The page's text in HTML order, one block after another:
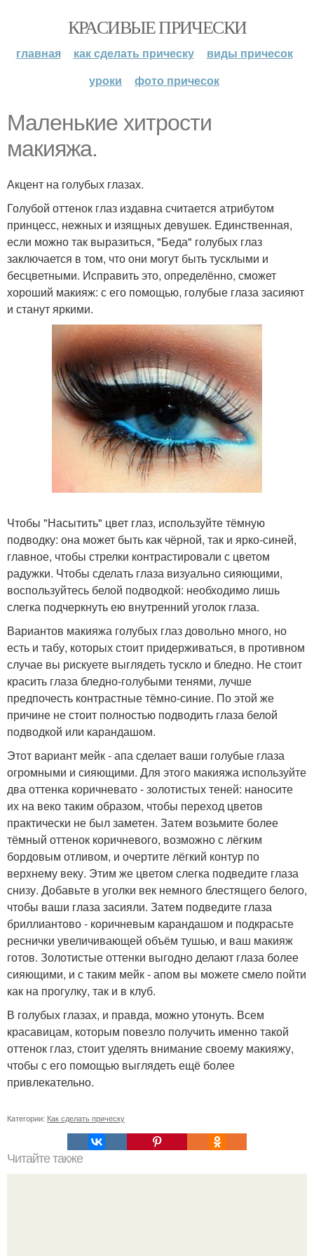
КРАСИВЫЕ ПРИЧЕСКИ
главная как сделать прическу
виды причесок
уроки
фото причесок
Маленькие хитрости
макияжа.
Акцент на голубых глазах.
Голубой оттенок глаз издавна считается атрибутом
принцесс, нежных и изящных девушек. Единственная,
если можно так выразиться, "Беда" голубых глаз
заключается в том, что они могут быть тусклыми и
бесцветными. Исправить это, определённо, сможет
хороший макияж: с его помощью, голубые глаза засияют
и станут яркими.
Чтобы "Насытить" цвет глаз, используйте тёмную
подводку: она может быть как чёрной, так и ярко-синей,
главное, чтобы стрелки контрастировали с цветом
радужки. Чтобы сделать глаза визуально сияющими,
воспользуйтесь белой подводкой: необходимо лишь
слегка подчеркнуть ею внутренний уголок глаза.
Вариантов макияжа голубых глаз довольно много, но
есть и табу, которых стоит придерживаться, в противном
случае вы рискуете выглядеть тускло и бледно. Не стоит
красить глаза бледно-голубыми тенями, лучше
предпочесть контрастные тёмно-синие. По этой же
причине не стоит полностью подводить глаза белой
подводкой или карандашом.
Этот вариант мейк - апа сделает ваши голубые глаза
огромными и сияющими. Для этого макияжа используйте
два оттенка коричневато - золотистых теней: наносите
их на веко таким образом, чтобы переход цветов
практически не был заметен. Затем возьмите более
тёмный оттенок коричневого, возможно с лёгким
бордовым отливом, и очертите лёгкий контур по
верхнему веку. Этим же цветом слегка подведите глаза
снизу. Добавьте в уголки век немного блестящего белого,
чтобы ваши глаза засияли. Затем подведите глаза
бриллиантово - коричневым карандашом и подкрасьте
реснички увеличивающей объём тушью, и ваш макияж
готов. Золотистые оттенки выгодно делают глаза более
сияющими, и с таким мейк - апом вы можете смело пойти
как на прогулку, так и в клуб.
В голубых глазах, и правда, можно утонуть. Всем
красавицам, которым повезло получить именно такой
оттенок глаз, стоит уделять внимание своему макияжу,
чтобы с его помощью выглядеть ещё более
привлекательно.
Категории: Как сделать прическу
Читайте также